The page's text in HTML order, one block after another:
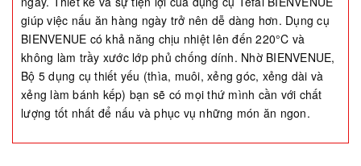
giúp việc nấu ăn hàng ngày trở nên dễ dàng hơn. Dụng cụ
BIENVENUE có khả năng chịu nhiệt lên đến 220°C và
không làm trầy xước lớp phủ chống dính. Nhờ BIENVENUE,
Bộ 5 dụng cụ thiết yếu (thìa, muôi, xẻng góc, xẻng dài và
xẻng làm bánh kếp) bạn sẽ có mọi thứ mình cần với chất
lượng tốt nhất để nấu và phục vụ những món ăn ngon.